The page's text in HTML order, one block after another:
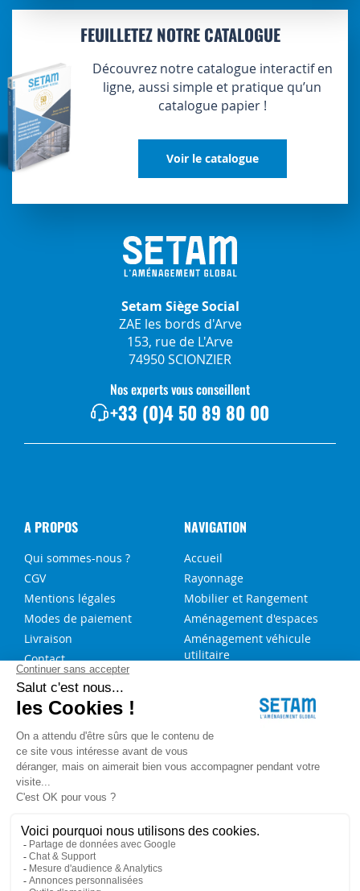
FEUILLETEZ NOTRE CATALOGUE
Découvrez notre catalogue interactif en
ligne, aussi simple et pratique qu’un
catalogue papier !
Voir le catalogue
Setam Siège Social
ZAE les bords d'Arve
153, rue de L'Arve
74950 SCIONZIER
Nos experts vous conseillent
+33 (0)4 50 89 80 00
A PROPOS
Qui sommes-nous ?
CGV
Mentions légales
Modes de paiement
Livraison
Contact
NAVIGATION
Accueil
Rayonnage
Mobilier et Rangement
Aménagement d'espaces
Aménagement véhicule
utilitaire
NOS SERVICES
FAQ
Blog
Aide au choix rayonnage
Service de montage
Besoin d'aide ?